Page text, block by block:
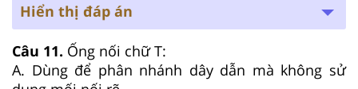
Hiển thị đáp án
Câu 11. Ống nối chữ T:
A. Dùng để phân nhánh dây dẫn mà không sử